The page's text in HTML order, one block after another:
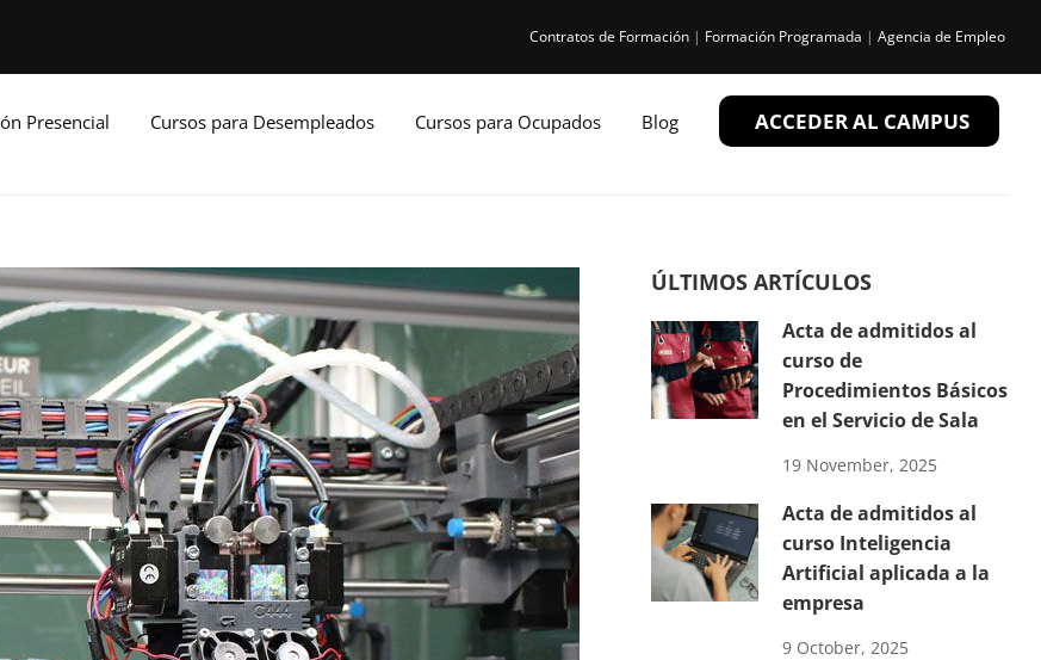
Contratos de Formación | Formación Programada | Agencia de Empleo
Presencial Cursos para Desempleados Cursos para Ocupados Blog ACCEDER AL CAMPUS
ÚLTIMOS ARTÍCULOS
Acta de admitidos al
curso de
Procedimientos Básicos
en el Servicio de Sala
19 November, 2025
Acta de admitidos al
curso Inteligencia
Artificial aplicada a la
empresa
9 October, 2025